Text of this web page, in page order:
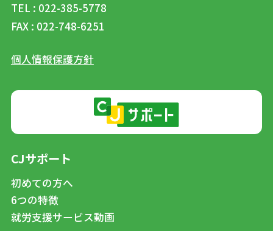
TEL : 022-385-5778
FAX : 022-748-6251
個人情報保護方針
CJサポート
初めての方へ
6つの特徴
就労支援サービス動画